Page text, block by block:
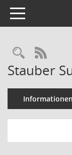
Toggle navigation
RSS-
Stauber
Informationen